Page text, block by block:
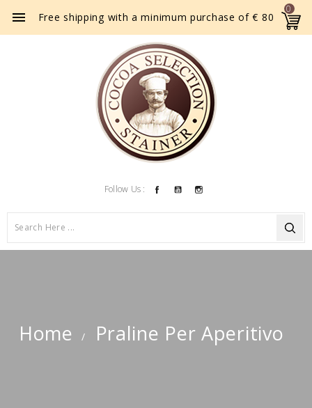
Free shipping with a minimum purchase of € 80

0
Follow Us : FacebookYouTube
Home Praline Per Aperitivo